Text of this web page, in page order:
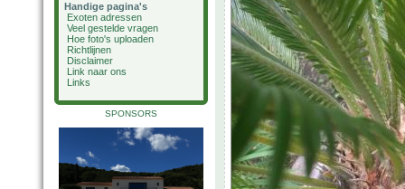
Handige pagina's
Exoten adressen
Veel gestelde vragen
Hoe foto's uploaden
Richtlijnen
Disclaimer
Link naar ons
Links
SPONSORS